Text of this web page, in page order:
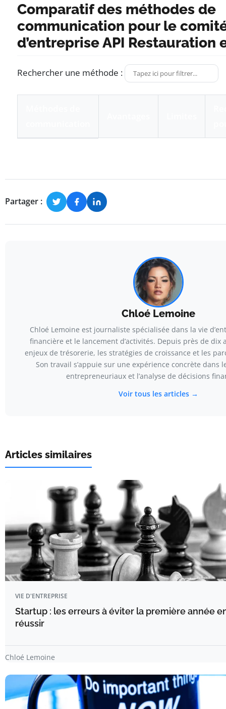
Comparatif des méthodes de
communication pour le
d’entreprise API Restauration
Rechercher une méthode :
Partager :
Chloé Lemoine
Chloé Lemoine est journaliste spécialisée dans la vie
financière et le lancement d’activités. Depuis près de dix
enjeux de trésorerie, les stratégies de croissance et les
Son travail s’appuie sur une expérience concrète dans
entrepreneuriaux et l’analyse de décisions
Voir tous les articles →
Articles similaires
VIE D'ENTREPRISE
Startup : les erreurs à éviter la première année
réussir
Chloé Lemoine